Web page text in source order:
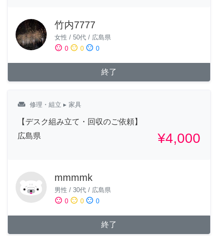
竹内7777
女性 / 50代 / 広島県
sentiment_satisfied 0 sentiment_neutral 0 sentiment_dissatisfied 0
終了
weekend 修理・組立 ▸ 家具
【デスク組み立て・回収のご依頼】
広島県
¥4,000
mmmmk
男性 / 30代 / 広島県
sentiment_satisfied 0 sentiment_neutral 0 sentiment_dissatisfied 0
終了